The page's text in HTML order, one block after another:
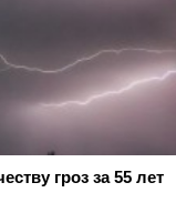
гроз за 55 лет